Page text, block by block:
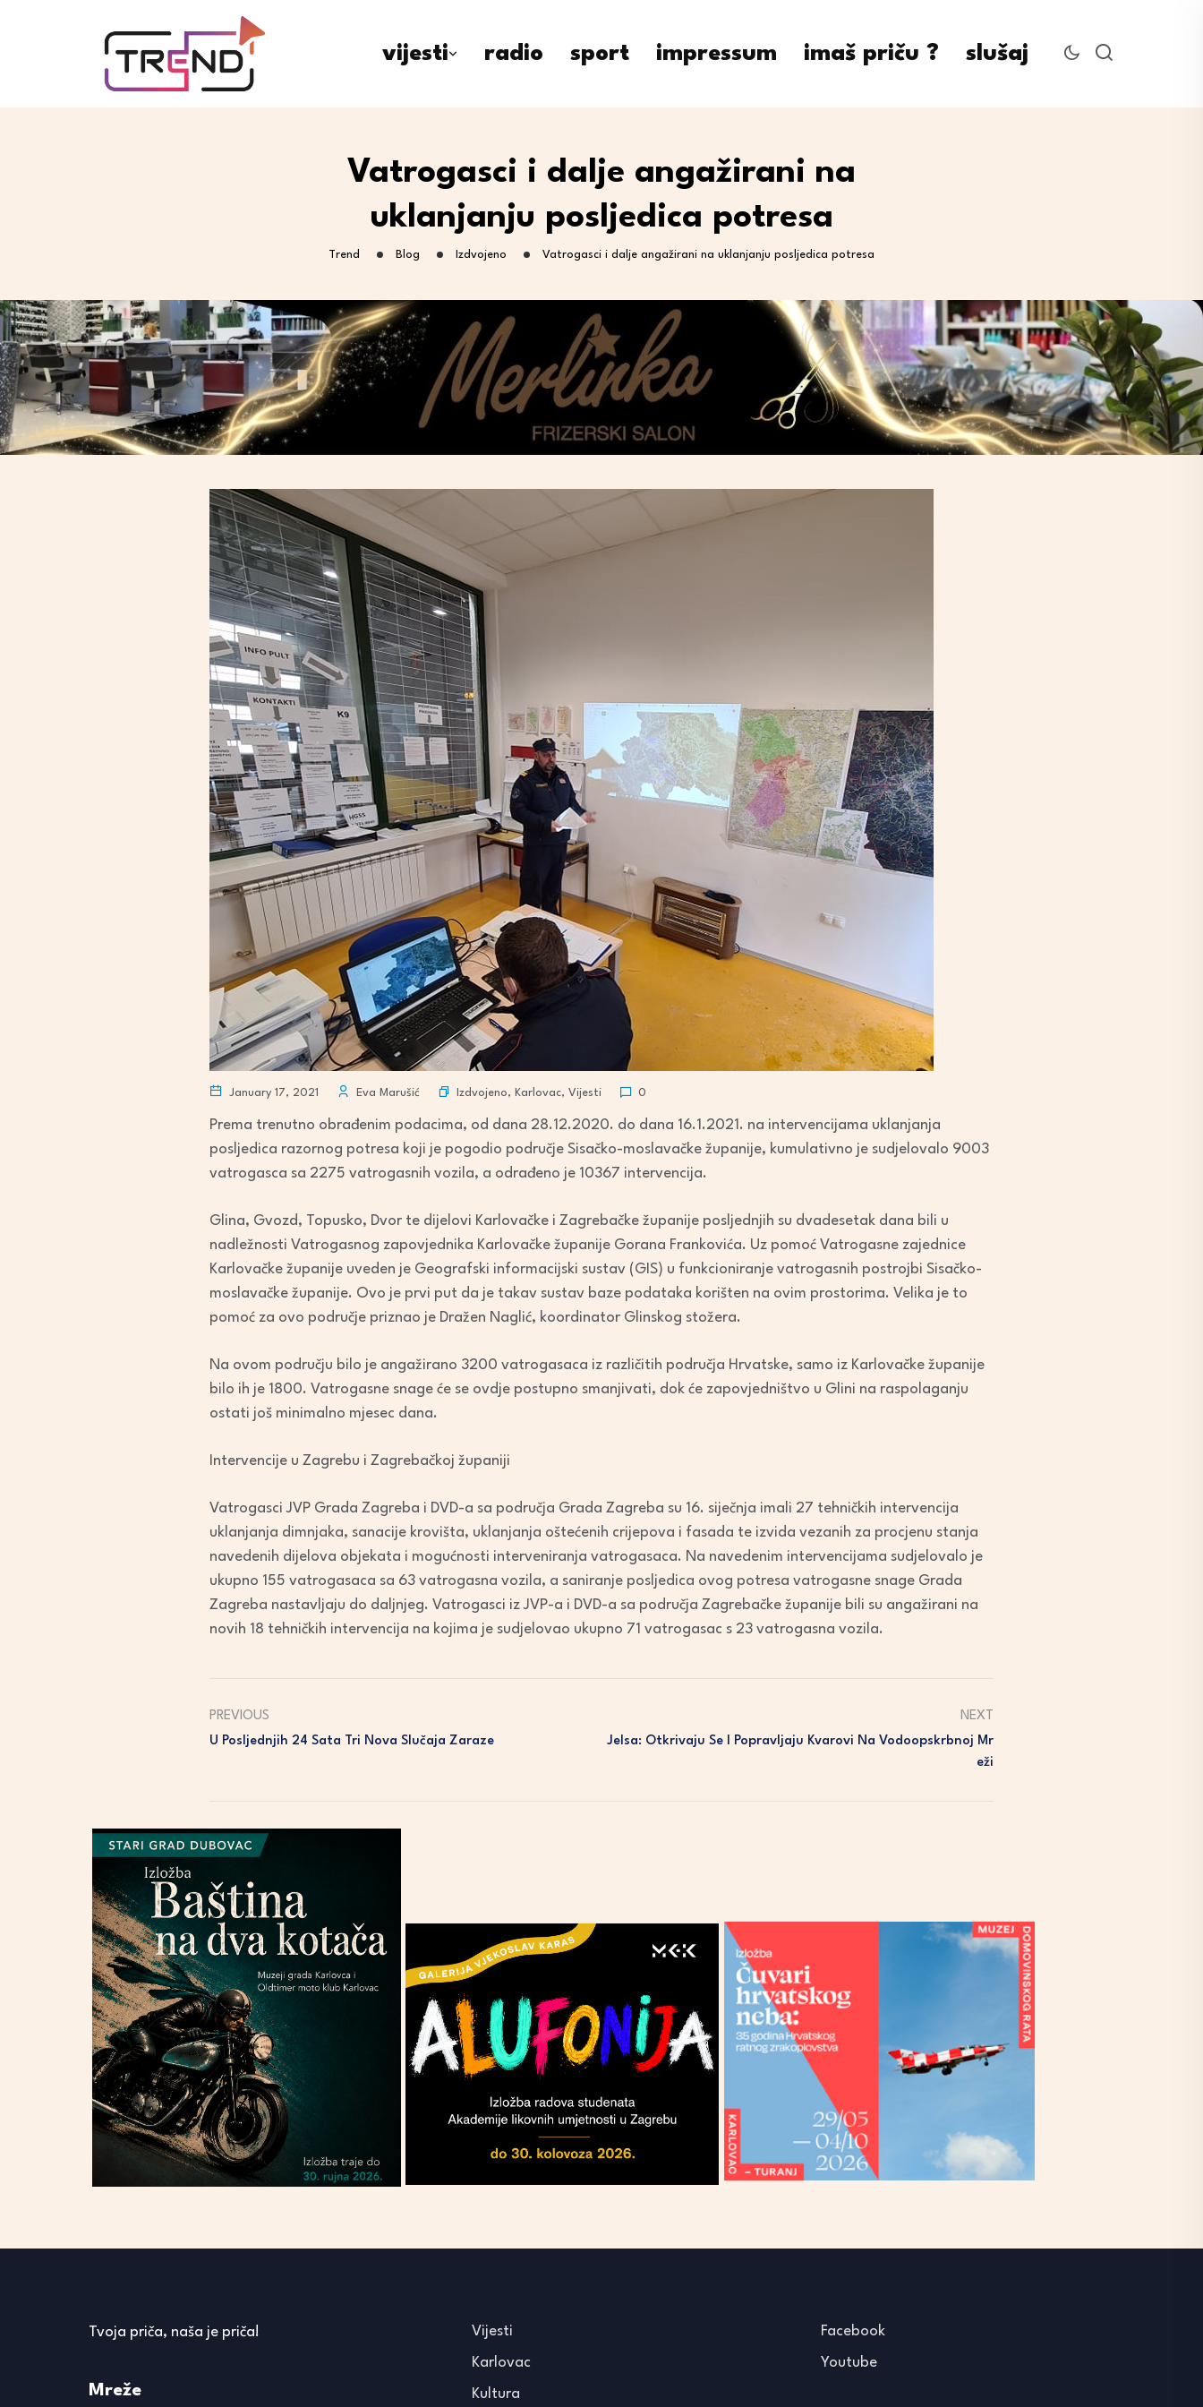
vijesti radio sport impressum imaš priču ? slušaj
Vatrogasci i dalje angažirani na
uklanjanju posljedica potresa
Trend Blog Izdvojeno Vatrogasci i dalje angažirani na uklanjanju posljedica potresa
January 17, 2021 Eva Marušić Izdvojeno, Karlovac, Vijesti 0
Prema trenutno obrađenim podacima, od dana 28.12.2020. do dana 16.1.2021. na intervencijama uklanjanja
posljedica razornog potresa koji je pogodio područje Sisačko-moslavačke županije, kumulativno je sudjelovalo 9003
vatrogasca sa 2275 vatrogasnih vozila, a odrađeno je 10367 intervencija.
Glina, Gvozd, Topusko, Dvor te dijelovi Karlovačke i Zagrebačke županije posljednjih su dvadesetak dana bili u
nadležnosti Vatrogasnog zapovjednika Karlovačke županije Gorana Frankovića. Uz pomoć Vatrogasne zajednice
Karlovačke županije uveden je Geografski informacijski sustav (GIS) u funkcioniranje vatrogasnih postrojbi Sisačko-
moslavačke županije. Ovo je prvi put da je takav sustav baze podataka korišten na ovim prostorima. Velika je to
pomoć za ovo područje priznao je Dražen Naglić, koordinator Glinskog stožera.
Na ovom području bilo je angažirano 3200 vatrogasaca iz različitih područja Hrvatske, samo iz Karlovačke županije
bilo ih je 1800. Vatrogasne snage će se ovdje postupno smanjivati, dok će zapovjedništvo u Glini na raspolaganju
ostati još minimalno mjesec dana.
Intervencije u Zagrebu i Zagrebačkoj županiji
Vatrogasci JVP Grada Zagreba i DVD-a sa područja Grada Zagreba su 16. siječnja imali 27 tehničkih intervencija
uklanjanja dimnjaka, sanacije krovišta, uklanjanja oštećenih crijepova i fasada te izvida vezanih za procjenu stanja
navedenih dijelova objekata i mogućnosti interveniranja vatrogasaca. Na navedenim intervencijama sudjelovalo je
ukupno 155 vatrogasaca sa 63 vatrogasna vozila, a saniranje posljedica ovog potresa vatrogasne snage Grada
Zagreba nastavljaju do daljnjeg. Vatrogasci iz JVP-a i DVD-a sa područja Zagrebačke županije bili su angažirani na
novih 18 tehničkih intervencija na kojima je sudjelovao ukupno 71 vatrogasac s 23 vatrogasna vozila.
PREVIOUS
U Posljednjih 24 Sata Tri Nova Slučaja Zaraze
NEXT
Jelsa: Otkrivaju Se I Popravljaju Kvarovi Na Vodoopskrbnoj Mr
Eži
Tvoja priča, naša je priča!
Mreže
Vijesti
Karlovac
Kultura
Facebook
Youtube